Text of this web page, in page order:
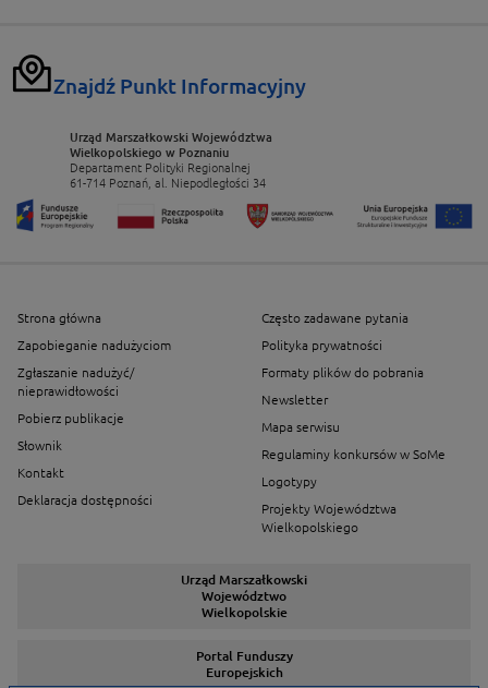
Znajdź Punkt Informacyjny
Urząd Marszałkowski Województwa
Wielkopolskiego w Poznaniu
Departament Polityki Regionalnej
61-714 Poznań, al. Niepodległości 34
Strona główna
Zapobieganie nadużyciom
Zgłaszanie nadużyć/
nieprawidłowości
Pobierz publikacje
Słownik
Kontakt
Deklaracja dostępności
Często zadawane pytania
Polityka prywatności
Formaty plików do pobrania
Newsletter
Mapa serwisu
Regulaminy konkursów w SoMe
Logotypy
Projekty Województwa
Wielkopolskiego
Urząd Marszałkowski
Województwo
Wielkopolskie
Portal Funduszy
Europejskich